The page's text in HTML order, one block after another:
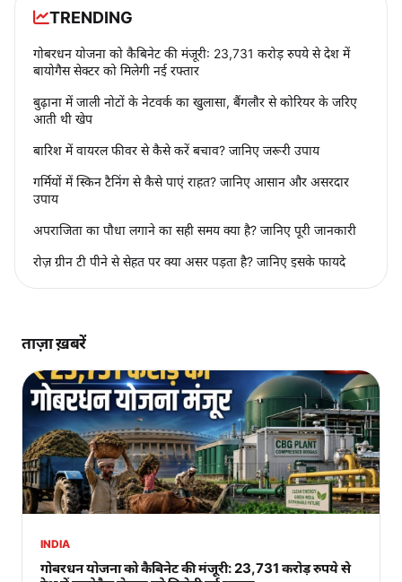
TRENDING
गोबरधन योजना को कैबिनेट की मंजूरी: 23,731 करोड़ रुपये से देश में
बायोगैस सेक्टर को मिलेगी नई रफ्तार
बुढ़ाना में जाली नोटों के नेटवर्क का खुलासा, बैंगलौर से कोरियर के जरिए
आती थी खेप
बारिश में वायरल फीवर से कैसे करें बचाव? जानिए जरूरी उपाय
गर्मियों में स्किन टैनिंग से कैसे पाएं राहत? जानिए आसान और असरदार
उपाय
अपराजिता का पौधा लगाने का सही समय क्या है? जानिए पूरी जानकारी
रोज़ ग्रीन टी पीने से सेहत पर क्या असर पड़ता है? जानिए इसके फायदे
ताज़ा ख़बरें
INDIA
गोबरधन योजना को कैबिनेट की मंजूरी: 23,731 करोड़ रुपये से